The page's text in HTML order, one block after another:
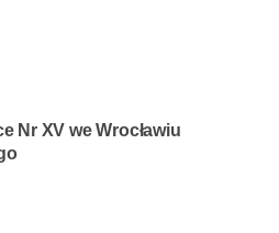
Nr XV we Wrocławiu